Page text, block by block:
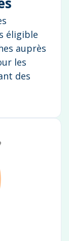
éligible
auprès
les
des